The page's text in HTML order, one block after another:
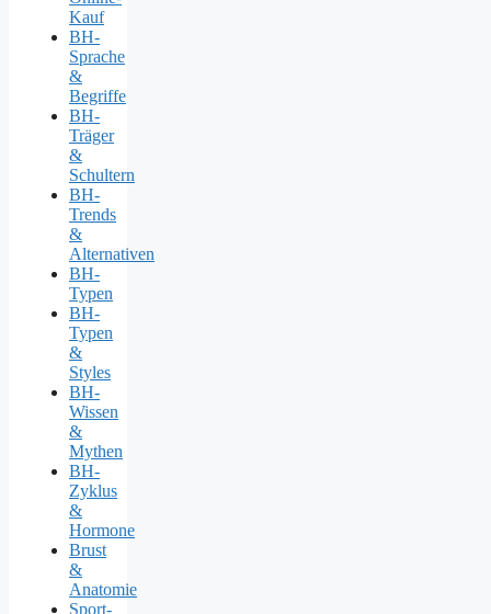
Kauf
BH-
Sprache
&
Begriffe
BH-
Träger
&
Schultern
BH-
Trends
&
Alternativen
BH-
Typen
BH-
Typen
&
Styles
BH-
Wissen
&
Mythen
BH-
Zyklus
&
Hormone
Brust
&
Anatomie
Sport-